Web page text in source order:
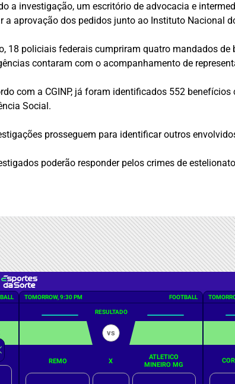
a investigação, um escritório de advocacia e
a aprovação dos pedidos junto ao Instituto Nacional
18 policiais federais cumpriram quatro mandados
contaram com o acompanhamento de
com a CGINP, já foram identificados 552
Social.
prosseguem para identificar outros
poderão responder pelos crimes de